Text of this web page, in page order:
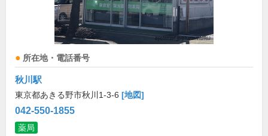
所在地・電話番号
秋川駅
東京都あきる野市秋川1-3-6 [地図]
042-550-1855
薬局